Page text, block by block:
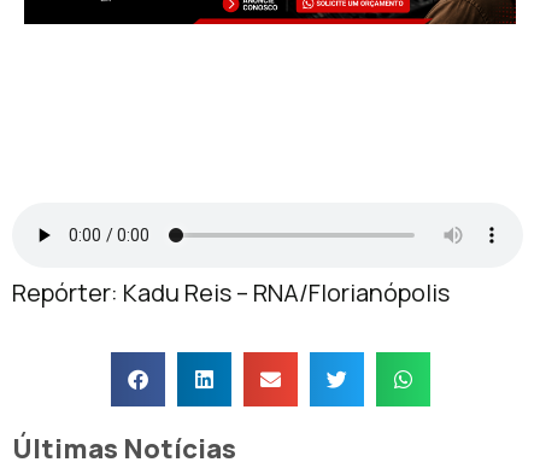
Repórter: Kadu Reis – RNA/Florianópolis
Últimas Notícias